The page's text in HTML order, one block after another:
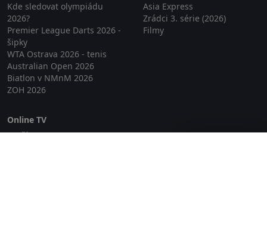
Kde sledovat olympiádu
2026?
Premier League Darts 2026 -
šipky
WTA Ostrava 2026 - tenis
Australian Open 2026
Biatlon v NMnM 2026
ZOH 2026
Asia Express
Zrádci 3. série (2026)
Filmy
Online TV
Lepší.TV